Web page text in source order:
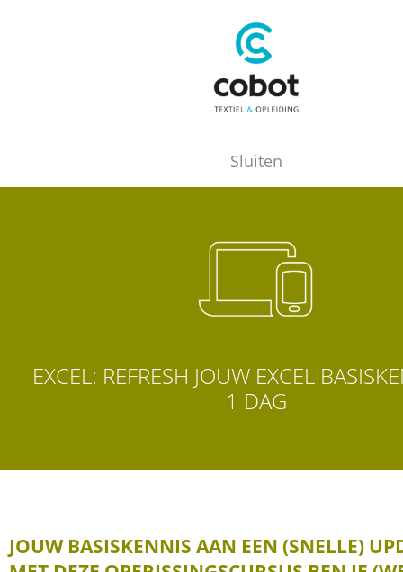
Sluiten
EXCEL: REFRESH JOUW EXCEL
1 DAG
JOUW BASISKENNIS AAN EEN (SNELLE)